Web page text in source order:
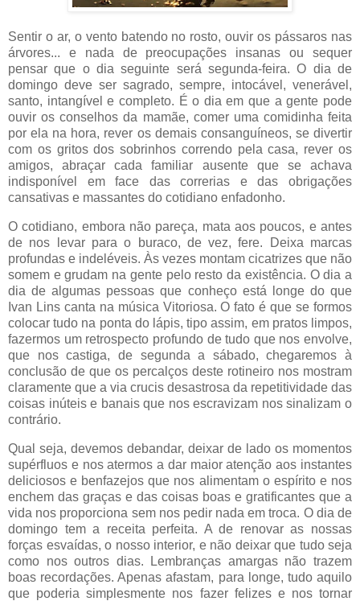
Sentir o ar, o vento batendo no rosto, ouvir os pássaros nas
árvores... e nada de preocupações insanas ou sequer
pensar que o dia seguinte será segunda-feira. O dia de
domingo deve ser sagrado, sempre, intocável, venerável,
santo, intangível e completo. É o dia em que a gente pode
ouvir os conselhos da mamãe, comer uma comidinha feita
por ela na hora, rever os demais consanguíneos, se divertir
com os gritos dos sobrinhos correndo pela casa, rever os
amigos, abraçar cada familiar ausente que se achava
indisponível em face das correrias e das obrigações
cansativas e massantes do cotidiano enfadonho.
O cotidiano, embora não pareça, mata aos poucos, e antes
de nos levar para o buraco, de vez, fere. Deixa marcas
profundas e indeléveis. Às vezes montam cicatrizes que não
somem e grudam na gente pelo resto da existência. O dia a
dia de algumas pessoas que conheço está longe do que
Ivan Lins canta na música Vitoriosa. O fato é que se formos
colocar tudo na ponta do lápis, tipo assim, em pratos limpos,
fazermos um retrospecto profundo de tudo que nos envolve,
que nos castiga, de segunda a sábado, chegaremos à
conclusão de que os percalços deste rotineiro nos mostram
claramente que a via crucis desastrosa da repetitividade das
coisas inúteis e banais que nos escravizam nos sinalizam o
contrário.
Qual seja, devemos debandar, deixar de lado os momentos
supérfluos e nos atermos a dar maior atenção aos instantes
deliciosos e benfazejos que nos alimentam o espírito e nos
enchem das graças e das coisas boas e gratificantes que a
vida nos proporciona sem nos pedir nada em troca. O dia de
domingo tem a receita perfeita. A de renovar as nossas
forças esvaídas, o nosso interior, e não deixar que tudo seja
como nos outros dias. Lembranças amargas não trazem
boas recordações. Apenas afastam, para longe, tudo aquilo
que poderia simplesmente nos fazer felizes e nos tornar